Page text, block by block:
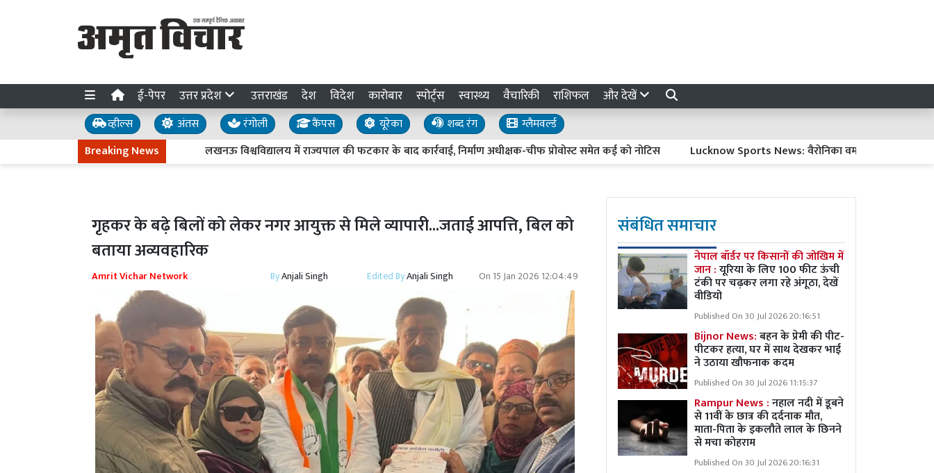
ई-पेपर उत्तर प्रदेश उत्तराखंड देश विदेश कारोबार स्पोर्ट्स स्वास्थ्य वैचारिकी राशिफल और देखें
व्हील्स अंतस रंगोली कैंपस यूरेका शब्द रंग
ग्लैमवर्ल्ड
Breaking News
लखनऊ विश्वविद्यालय में राज्यपाल की फटकार के बाद कार्रवाई, निर्माण अधीक्षक-चीफ प्रोवोस्ट समेत कई को नोटिस Lucknow Sports News: वैरोनिका वर्मा ने प्रदेशीय जिम्नास्टिक
गृहकर के बढ़े बिलों को लेकर नगर आयुक्त से मिले व्यापारी...जताई आपत्ति, बिल को
बताया अव्यवहारिक
Amrit Vichar Network ByAnjali Singh Edited ByAnjali Singh On 15 Jan 2026 12:04:49
संबंधित समाचार
नेपाल बॉर्डर पर किसानों की जोखिम में
जान :यूरिया के लिए 100 फीट ऊंची
टंकी पर चढ़कर लगा रहे अंगूठा, देखें
वीडियो
Published On 30 Jul 2026 20:16:51
Bijnor News:बहन के प्रेमी की पीट-
पीटकर हत्या, घर में साथ देखकर भाई
ने उठाया खौफनाक कदम
Published On 30 Jul 2026 11:15:37
Rampur News :नहाल नदी में डूबने
से 11वीं के छात्र की दर्दनाक मौत,
माता-पिता के इकलौते लाल के छिनने
से मचा कोहराम
Published On 30 Jul 2026 20:16:31